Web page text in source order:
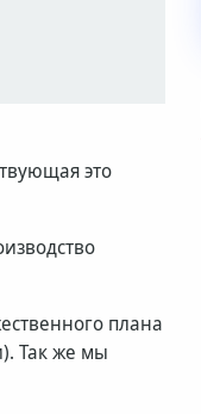
это
плана
Так же мы